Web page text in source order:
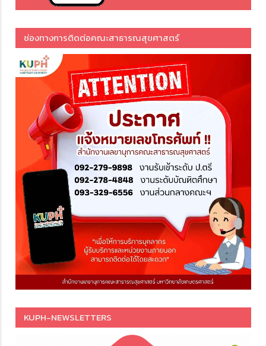
ช่องทางการติดต่อคณะสาธารณสุขศาสตร์
KUPH-NEWSLETTERS